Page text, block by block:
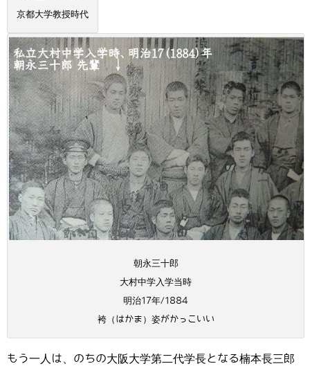
京都大学教授時代
朝永三十郎
大村中学入学当時
明治17年/1884
袴（はかま）姿がかっこいい
もう一人は、のちの大阪大学第二代学長となる楠本長三郎